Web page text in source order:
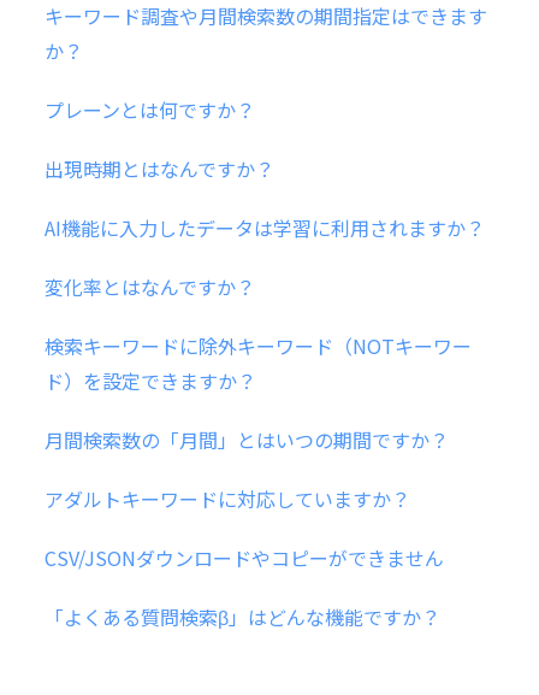
キーワード調査や月間検索数の期間指定はできます
か？
プレーンとは何ですか？
出現時期とはなんですか？
AI機能に入力したデータは学習に利用されますか？
変化率とはなんですか？
検索キーワードに除外キーワード（NOTキーワー
ド）を設定できますか？
月間検索数の「月間」とはいつの期間ですか？
アダルトキーワードに対応していますか？
CSV/JSONダウンロードやコピーができません
「よくある質問検索β」はどんな機能ですか？